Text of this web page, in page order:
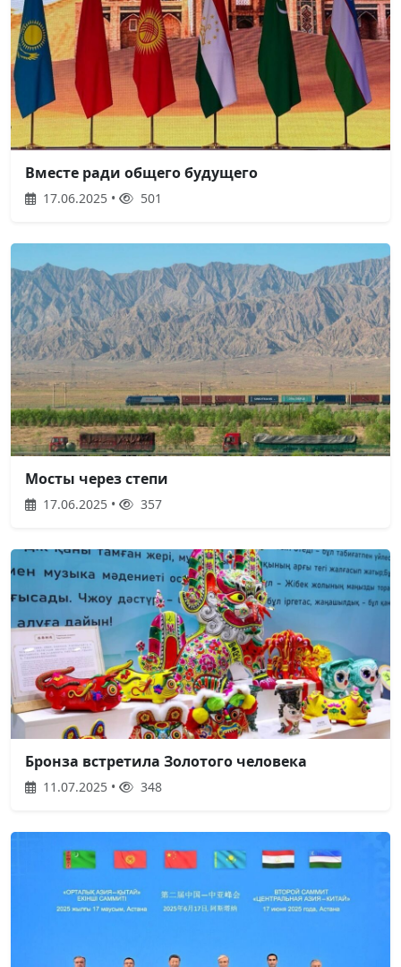
Вместе ради общего будущего
17.06.2025 • 501
Мосты через степи
17.06.2025 • 357
Бронза встретила Золотого человека
11.07.2025 • 348